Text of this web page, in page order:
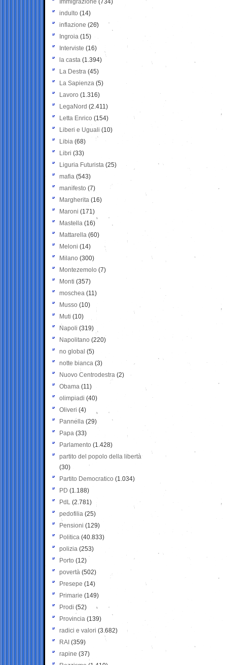
Immigrazione (734)
indulto (14)
inflazione (26)
Ingroia (15)
Interviste (16)
la casta (1.394)
La Destra (45)
La Sapienza (5)
Lavoro (1.316)
LegaNord (2.411)
Letta Enrico (154)
Liberi e Uguali (10)
Libia (68)
Libri (33)
Liguria Futurista (25)
mafia (543)
manifesto (7)
Margherita (16)
Maroni (171)
Mastella (16)
Mattarella (60)
Meloni (14)
Milano (300)
Montezemolo (7)
Monti (357)
moschea (11)
Musso (10)
Muti (10)
Napoli (319)
Napolitano (220)
no global (5)
notte bianca (3)
Nuovo Centrodestra (2)
Obama (11)
olimpiadi (40)
Oliveri (4)
Pannella (29)
Papa (33)
Parlamento (1.428)
partito del popolo della libertà
(30)
Partito Democratico (1.034)
PD (1.188)
PdL (2.781)
pedofilia (25)
Pensioni (129)
Politica (40.833)
polizia (253)
Porto (12)
povertà (502)
Presepe (14)
Primarie (149)
Prodi (52)
Provincia (139)
radici e valori (3.682)
RAI (359)
rapine (37)